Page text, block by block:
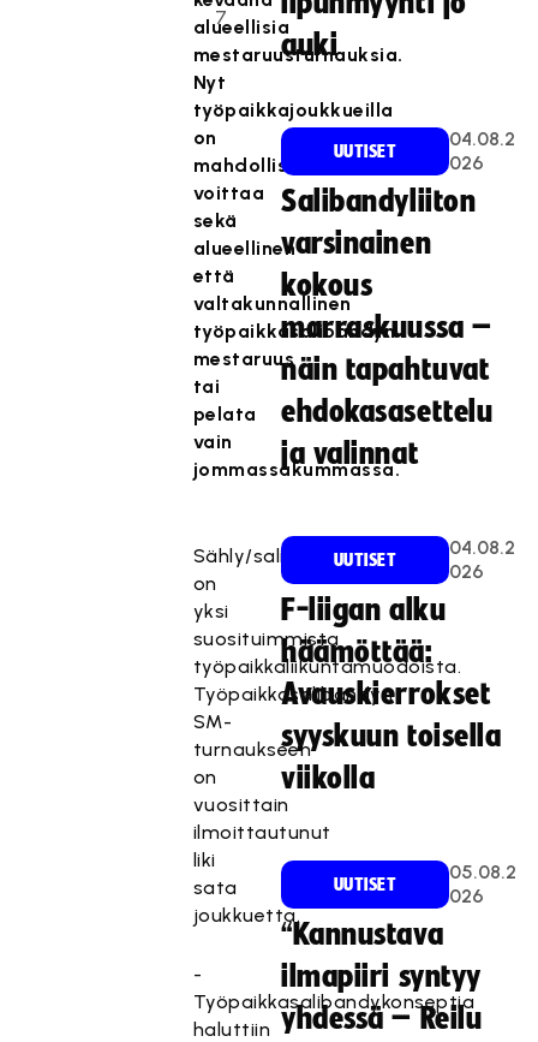
7
alueellisia
mestaruusturnauksia.
Nyt
työpaikkajoukkueilla
on
mahdollisuus
voittaa
sekä
alueellinen
että
valtakunnallinen
työpaikkasalibandyn
mestaruus
tai
pelata
vain
jommassakummassa.
Sähly/salibandy
on
yksi
suosituimmista
työpaikkaliikuntamuodoista.
Työpaikkasalibandyn
SM-
turnaukseen
on
vuosittain
ilmoittautunut
liki
sata
joukkuetta.
-
Työpaikkasalibandykonseptia
haluttiin
auki
UUTISET
04.08.2
026
Salibandyliiton
varsinainen
kokous
marraskuussa –
näin tapahtuvat
ehdokasasettelu
ja valinnat
UUTISET
04.08.2
026
F-liigan alku
häämöttää:
Avauskierrokset
syyskuun toisella
viikolla
UUTISET
05.08.2
026
“Kannustava
ilmapiiri syntyy
yhdessä – Reilu